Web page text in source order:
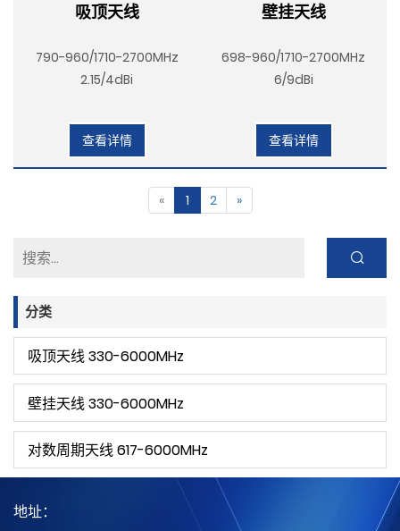
分类
吸顶天线 330-6000MHz
壁挂天线 330-6000MHz
对数周期天线 617-6000MHz
吸顶天线
790-960/1710-2700MHz
2.15/4dBi
查看详情
壁挂天线
698-960/1710-2700MHz
6/9dBi
查看详情
« 1 2 »
地址：